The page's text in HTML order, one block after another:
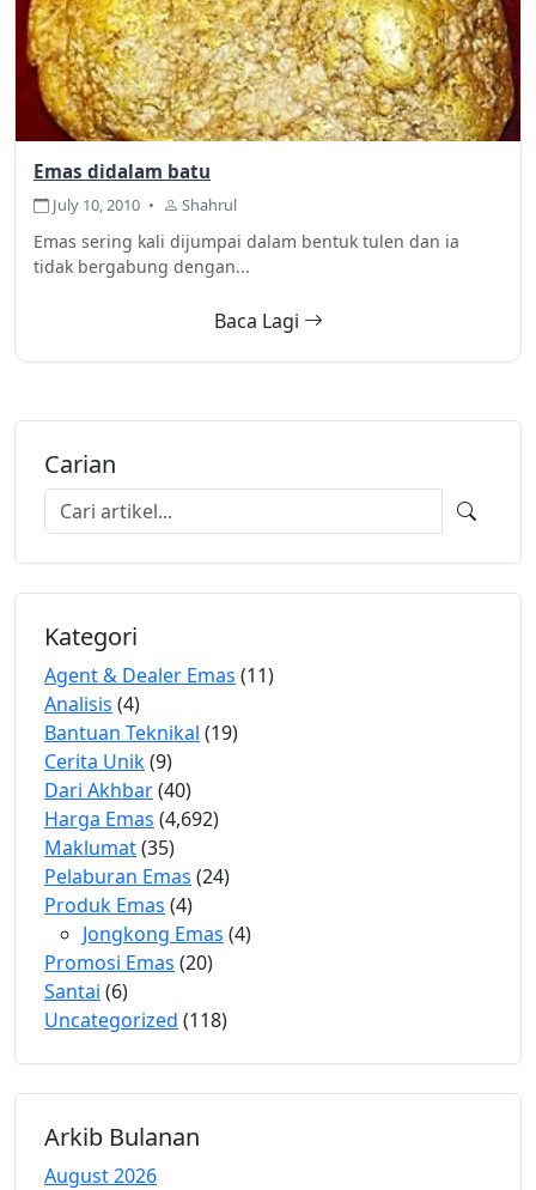
Emas didalam batu
July 10, 2010 • Shahrul
Emas sering kali dijumpai dalam bentuk tulen dan ia
tidak bergabung dengan...
Baca Lagi
Carian
Kategori
Agent & Dealer Emas (11)
Analisis (4)
Bantuan Teknikal (19)
Cerita Unik(9)
Dari Akhbar(40)
Harga Emas (4,692)
Maklumat(35)
Pelaburan Emas (24)
Produk Emas (4)
Jongkong Emas (4)
Promosi Emas (20)
Santai (6)
Uncategorized (118)
Arkib Bulanan
August 2026